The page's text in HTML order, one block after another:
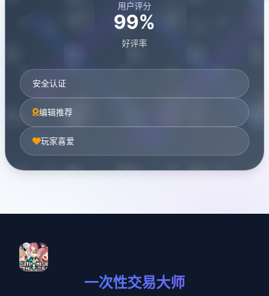
用户评分
99%
好评率
安全认证
编辑推荐
玩家喜爱
一次性交易大师